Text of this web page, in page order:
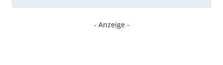
- Anzeige -